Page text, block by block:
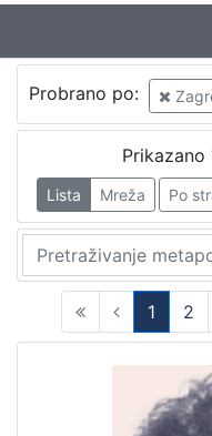
Probrano po:
Lista Mreža Po
1
(current)
2